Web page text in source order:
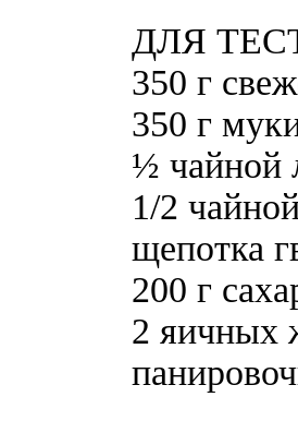
ДЛЯ
350 г
350 г
½ чайной
1/2
щепотка
200 г
2 яичных